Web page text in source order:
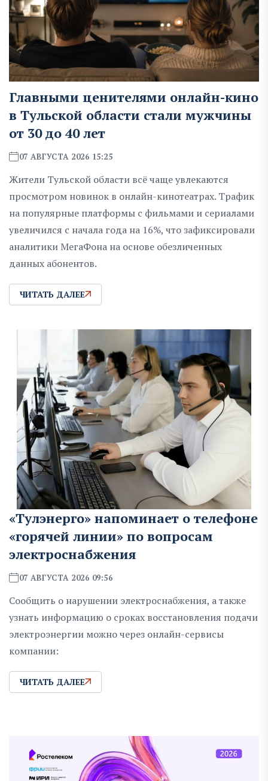
Главными ценителями онлайн-кино
в Тульской области стали мужчины
от 30 до 40 лет
07 АВГУСТА 2026 15:25
Жители Тульской области всё чаще увлекаются
просмотром новинок в онлайн-кинотеатрах. Трафик
на популярные платформы с фильмами и сериалами
увеличился с начала года на 16%, что зафиксировали
аналитики МегаФона на основе обезличенных
данных абонентов.
ЧИТАТЬ ДАЛЕЕ
«Тулэнерго» напоминает о телефоне
«горячей линии» по вопросам
электроснабжения
07 АВГУСТА 2026 09:56
Сообщить о нарушении электроснабжения, а также
узнать информацию о сроках восстановления подачи
электроэнергии можно через онлайн-сервисы
компании:
ЧИТАТЬ ДАЛЕЕ